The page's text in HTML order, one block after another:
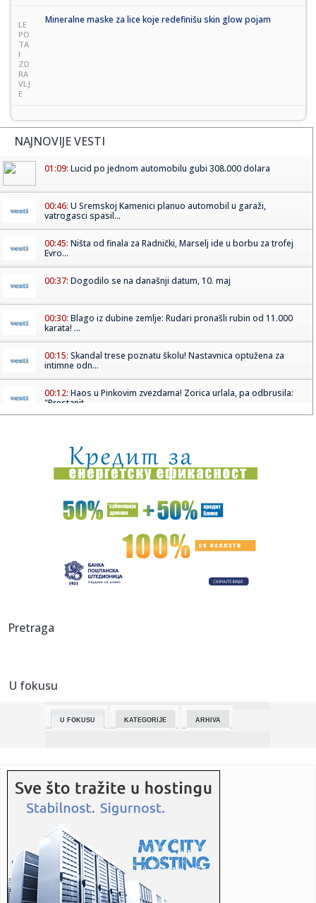
LE
PO
TA
I
ZD
RA
VLJ
E
Mineralne maske za lice koje redefinišu skin glow pojam
NAJNOVIJE VESTI
01:09: Lucid po jednom automobilu gubi 308.000 dolara
00:46: U Sremskoj Kamenici planuo automobil u garaži,
vatrogasci spasil...
00:45: Ništa od finala za Radnički, Marselj ide u borbu za trofej
Evro...
00:37: Dogodilo se na današnji datum, 10. maj
00:30: Blago iz dubine zemlje: Rudari pronašli rubin od 11.000
karata! ...
00:15: Skandal trese poznatu školu! Nastavnica optužena za
intimne odn...
00:12: Haos u Pinkovim zvezdama! Zorica urlala, pa odbrusila:
"Prestanit...
23:52:Veličanstven prizor u srcu Beograda: "Srbija pobeđuje" sija
sa ...
23:50:Opasan trend među decom: Igračke stavljaju u
mikrotalasnu, posl...
JOŠ DRAME NAKON MEČA: Zapalio se autobus sa
navijačima Novog P...
23:38:Od ruševina do remek-dela: Napuštene objekte pretvorili u
Granda":...
23:23:
23:17:
Drama u Ugrinovcima: Mislio da je olovka, a onda mu je
23:14:Održan Marš za život, nastupio pevač Tompson poznat po
veli...
23:09:Pravio haos na suđenju, prijetio novinarima: Huso B.
osuđen na ...
23:09:Međedović bolji od Fonseke za plasman u treće kolo
Mastersa u ...
Pretraga
U fokusu
U FOKUSU KATEGORIJE ARHIVA